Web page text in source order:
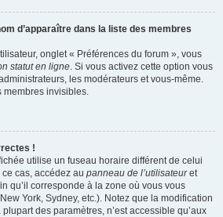
d’apparaître dans la liste des membres
onglet « Préférences du forum », vous
statut en ligne. Si vous activez cette option vous
les modérateurs et vous-même.
membres invisibles.
!
utilise un fuseau horaire différent de celui
cas, accédez au panneau de l’utilisateuret
qu’il corresponde à la zone où vous vous
York, Sydney, etc.). Notez que la modification
des paramètres, n’est accessible qu’aux